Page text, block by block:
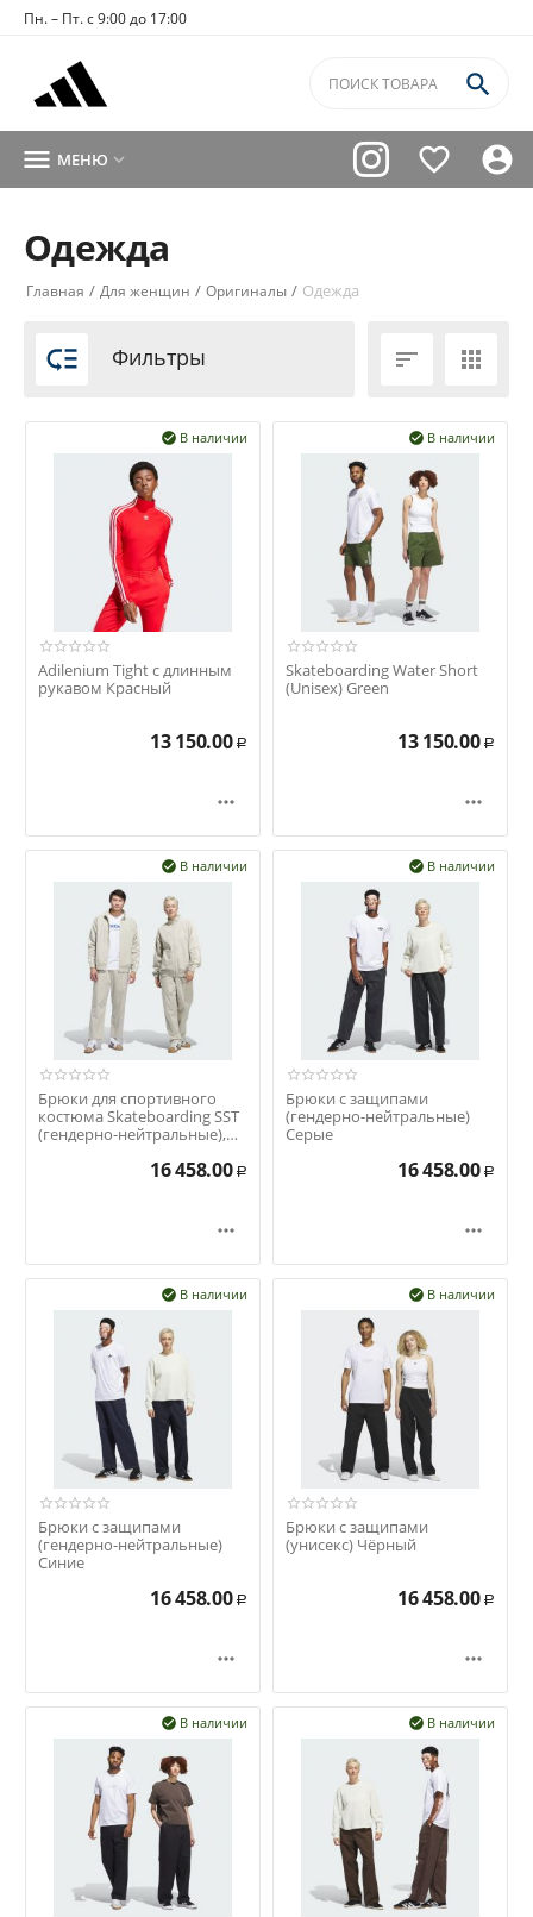
Пн. – Пт. с 9:00 до 17:00



 МЕНЮ 
Одежда
Главная / Для женщин / Оригиналы / Одежда
 Фильтры  
В наличии

Adilenium Tight с длинным
рукавом Красный
13 150.00 Р

В наличии

Skateboarding Water Short
(Unisex) Green
13 150.00 Р

В наличии

Брюки для спортивного
костюма Skateboarding SST
(гендерно-нейтральные),
16 458.00 Р

В наличии

Брюки с защипами
(гендерно-нейтральные)
Серые
16 458.00 Р

В наличии

Брюки с защипами
(гендерно-нейтральные)
Синие
16 458.00 Р

В наличии

Брюки с защипами
(унисекс) Чёрный
16 458.00 Р

В наличии
 В наличии
